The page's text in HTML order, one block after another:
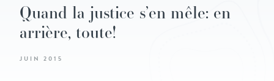
Quand la justice s’en mêle: en
arrière, toute!
JUIN 2015